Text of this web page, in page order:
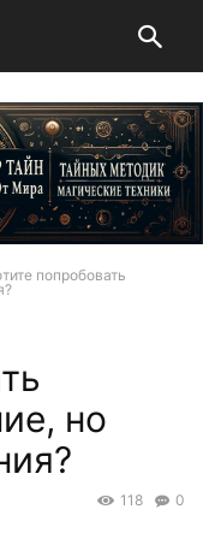
попробовать
но
0
118